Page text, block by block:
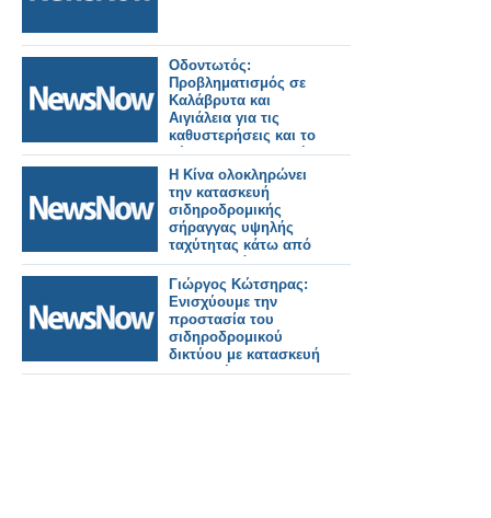
Οδοντωτός:
Προβληματισμός σε
Καλάβρυτα και
Αιγιάλεια για τις
καθυστερήσεις και το
μέλλον της ιστορικής
σιδηροδρομικής
γραμμής.
Η Κίνα ολοκληρώνει
την κατασκευή
σιδηροδρομικής
σήραγγας υψηλής
ταχύτητας κάτω από
τον ποταμό
Γιανγκτσέ.
Γιώργος Κώτσηρας:
Ενισχύουμε την
προστασία του
σιδηροδρομικού
δικτύου με κατασκευή
ενισχυμένης